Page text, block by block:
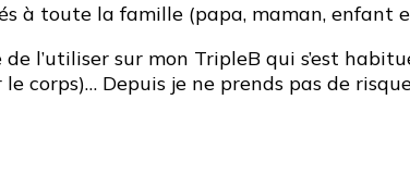
à toute la famille (papa, maman, enfant
l’utiliser sur mon TripleB qui s’est
corps)… Depuis je ne prends pas de